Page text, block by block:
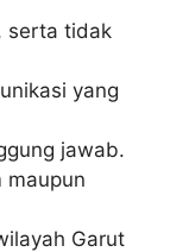
serta tidak
yang
jawab.
maupun
Garut